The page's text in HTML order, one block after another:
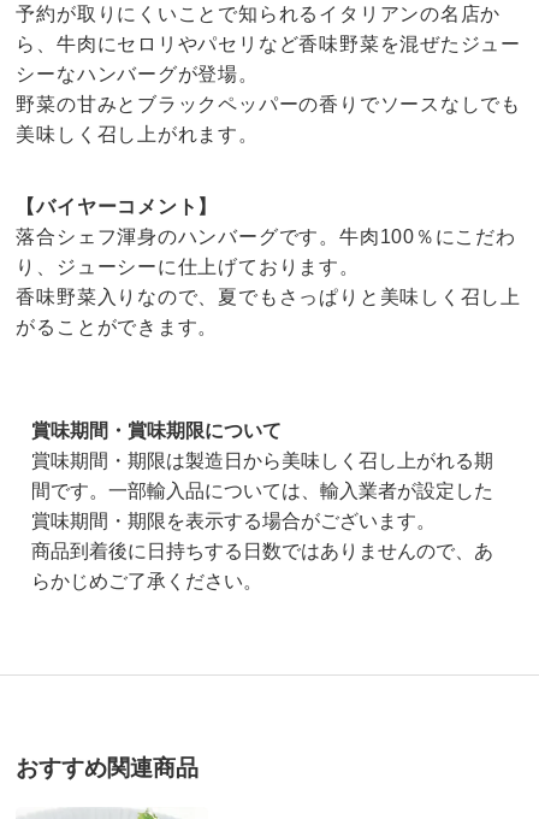
予約が取りにくいことで知られるイタリアンの名店か
ら、牛肉にセロリやパセリなど香味野菜を混ぜたジュー
シーなハンバーグが登場。
野菜の甘みとブラックペッパーの香りでソースなしでも
美味しく召し上がれます。
【バイヤーコメント】
落合シェフ渾身のハンバーグです。牛肉100％にこだわ
り、ジューシーに仕上げております。
香味野菜入りなので、夏でもさっぱりと美味しく召し上
がることができます。
賞味期間・賞味期限について
賞味期間・期限は製造日から美味しく召し上がれる期
間です。一部輸入品については、輸入業者が設定した
賞味期間・期限を表示する場合がございます。
商品到着後に日持ちする日数ではありませんので、あ
らかじめご了承ください。
商品番号 900-NH07-92
商品名・特徴 【お試し用】ラ・ベットラ・ダ・オチアイ 落合務監修
★★★★★
おすすめ関連商品